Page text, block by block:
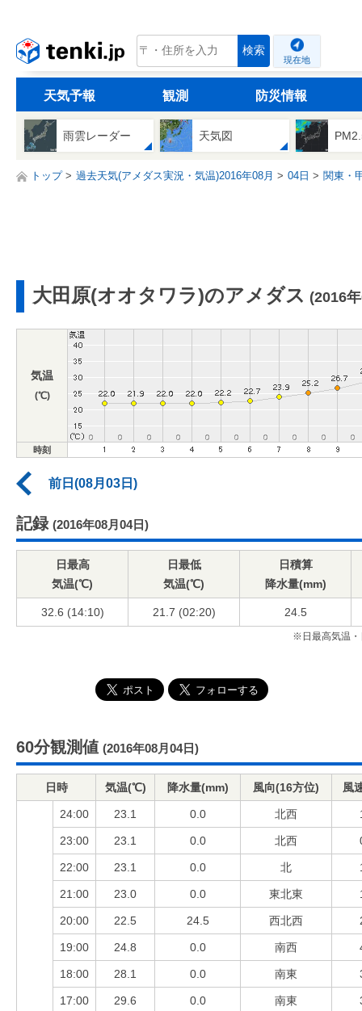
tenki.jp 検索
現在地
天気予報 観測 防災情報
雨雲レーダー 天気図
トップ 過去天気(アメダス実況・気温)2016年08月 04日 関東・
大田原(オオタワラ)のアメダス (2016
気温
(℃)
時刻
前日(08月03日)
記録 (2016年08月04日)
日最高
気温(℃)
日最低
気温(℃)
日積算
降水量(mm)
32.6 (14:10) 21.7 (02:20) 24.5
※日最高気温・
60分観測値 (2016年08月04日)
日時 気温(℃) 降水量(mm) 風向(16方位) 風
24:00 23.1 0.0 北西
23:00 23.1 0.0 北西
22:00 23.1 0.0 北
21:00 23.0 0.0 東北東
20:00 22.5 24.5 西北西
19:00 24.8 0.0 南西
18:00 28.1 0.0 南東
17:00 29.6 0.0 南東